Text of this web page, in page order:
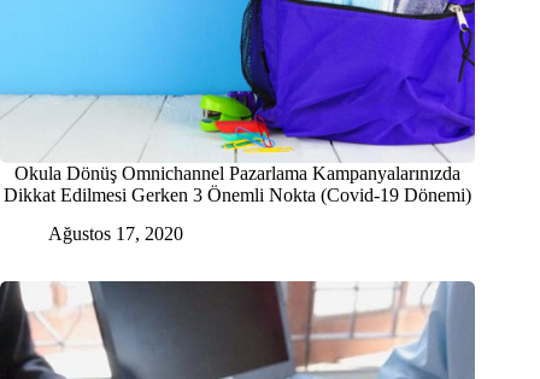
Okula Dönüş Omnichannel Pazarlama Kampanyalarınızda
Dikkat Edilmesi Gerken 3 Önemli Nokta (Covid-19 Dönemi)
Ağustos 17, 2020